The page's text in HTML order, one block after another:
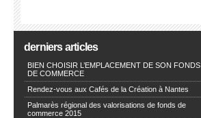
derniers articles
BIEN CHOISIR L’EMPLACEMENT DE SON FONDS
DE COMMERCE
Rendez-vous aux Cafés de la Création à Nantes
Palmarès régional des valorisations de fonds de
commerce 2015